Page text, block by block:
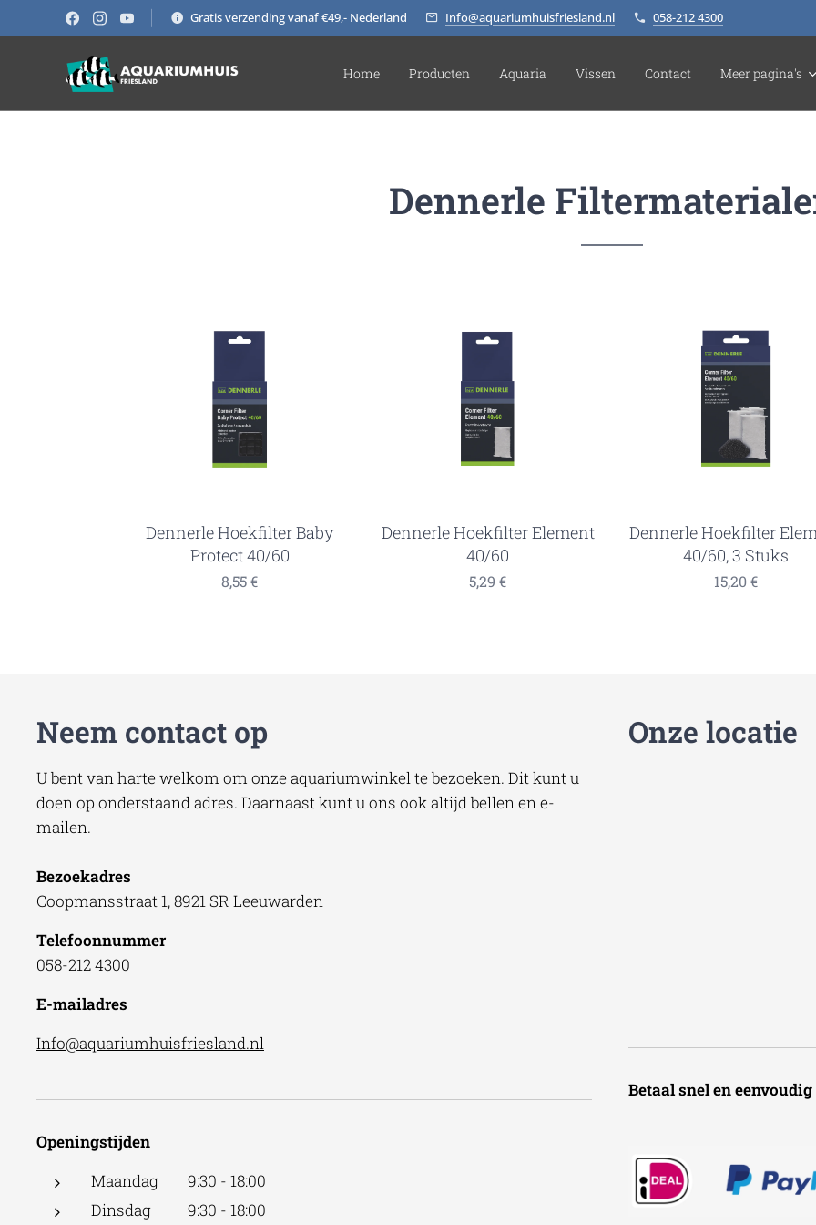
Gratis verzending vanaf €49,- Nederland Info@aquariumhuisfriesland.nl 058-212 4300
Home Producten Aquaria Vissen Contact Meer pagina's
Dennerle
Dennerle Hoekfilter Baby
Protect 40/60
8,55€
Dennerle Hoekfilter Element
40/60
5,29 €
Dennerle Hoekfilter
40/60, 3 Stuks
15,20€
Neem contact op
U bent van harte welkom om onze aquariumwinkel te bezoeken. Dit kunt u
doen op onderstaand adres. Daarnaast kunt u ons ook altijd bellen en e-
mailen.
Bezoekadres
Coopmansstraat 1, 8921 SR Leeuwarden
Telefoonnummer
058-212 4300
E-mailadres
Info@aquariumhuisfriesland.nl
Openingstijden
Maandag 9:30 - 18:00
Dinsdag 9:30 - 18:00
Onze locatie
Betaal snel en